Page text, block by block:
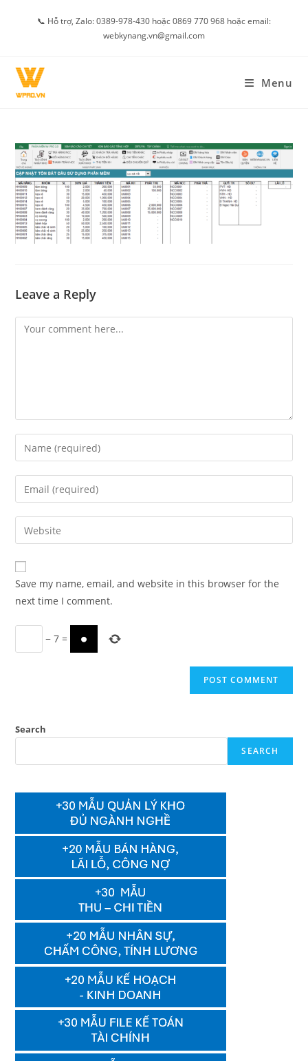
📞 Hỗ trợ, Zalo: 0389-978-430 hoặc 0869 770 968 hoặc email:
webkynang.vn@gmail.com
Menu
Leave a Reply
Comment
Enter
your
name
comment
Enter
your
email
address
comment
Enter
your
website
URL
(optional)
Save my name, email, and website in this browser for the
next time I comment.
−7 =
Search
SEARCH